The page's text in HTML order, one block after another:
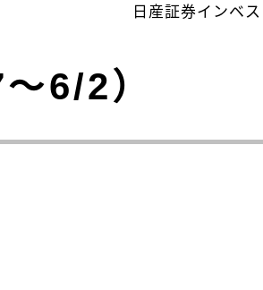
日産証券インベ
6/2）